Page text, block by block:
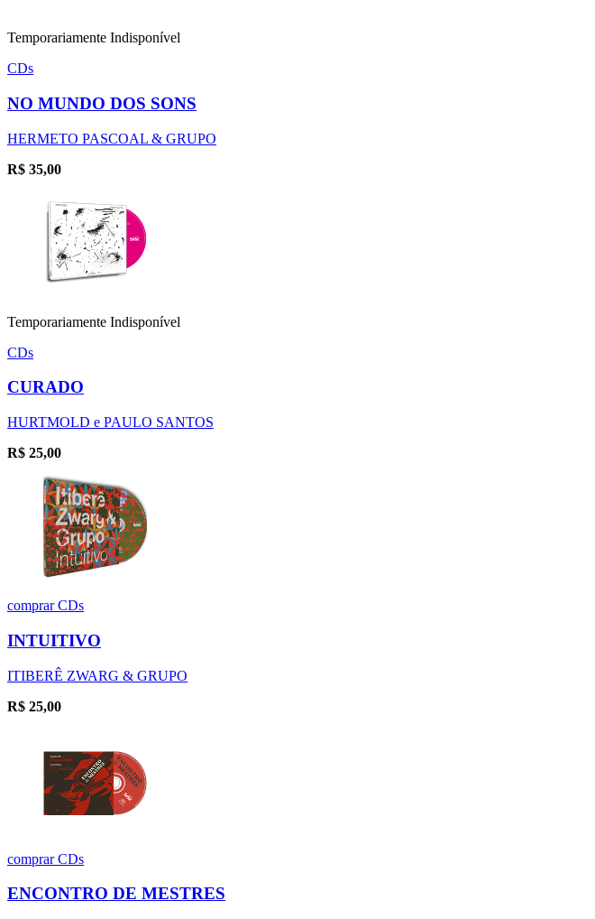
Temporariamente Indisponível
CDs
NO MUNDO DOS SONS
HERMETO PASCOAL & GRUPO
R$ 35,00
Temporariamente Indisponível
CDs
CURADO
HURTMOLD e PAULO SANTOS
R$ 25,00
comprarCDs
INTUITIVO
ITIBERÊ ZWARG & GRUPO
R$ 25,00
comprarCDs
ENCONTRO DE MESTRES